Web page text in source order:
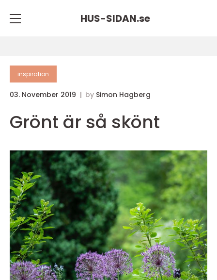
HUS-SIDAN.se
inspiration
03. November 2019 by Simon Hagberg
Grönt är så skönt